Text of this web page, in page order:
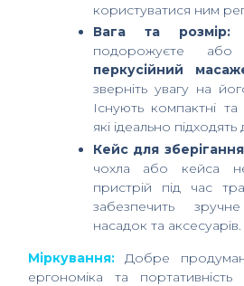
користуватися ним
Вага та розмір:
подорожуєте або
перкусійний
зверніть увагу на
Існують компактні та
які ідеально підходять
Кейс для
чохла або кейса не
пристрій під час
забезпечить
насадок та аксесуарів.
Міркування: Добре
ергономіка та